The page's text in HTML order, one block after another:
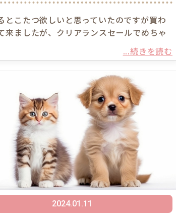
とこたつ欲しいと思っていたのですが買わ
来ましたが、クリアランスセールでめちゃ
...続きを読む
2024.01.11